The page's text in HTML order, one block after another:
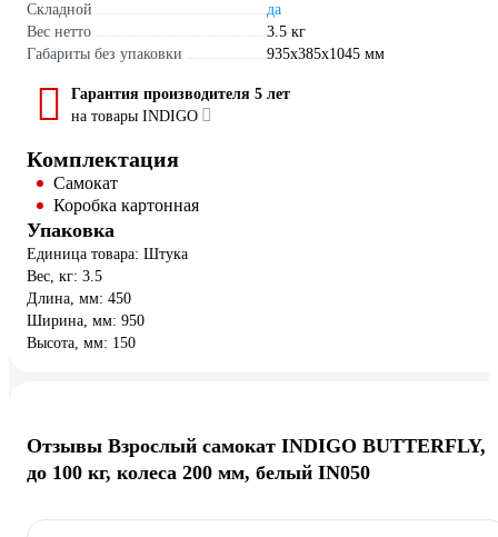
Складной
да
Вес нетто
3.5 кг
Габариты без упаковки
935x385x1045 мм
Гарантия производителя 5 лет
на товары INDIGO
Комплектация
Самокат
Коробка картонная
Упаковка
Единица товара: Штука
Вес, кг: 3.5
Длина, мм: 450
Ширина, мм: 950
Высота, мм: 150
Отзывы Взрослый самокат INDIGO BUTTERFLY,
до 100 кг, колеса 200 мм, белый IN050